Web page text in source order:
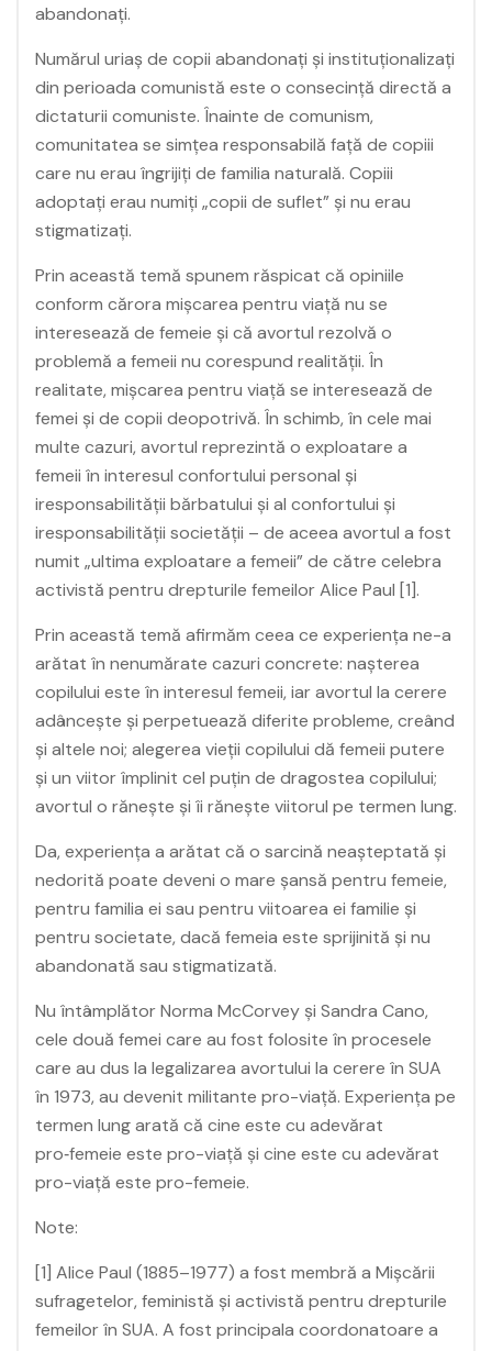
abandonați.
Numărul uriaș de copii abandonați și instituționalizați
din perioada comunistă este o consecință directă a
dictaturii comuniste. Înainte de comunism,
comunitatea se simțea responsabilă față de copiii
care nu erau îngrijiți de familia naturală. Copiii
adoptați erau numiți „copii de suflet” și nu erau
stigmatizați.
Prin această temă spunem răspicat că opiniile
conform cărora mișcarea pentru viață nu se
interesează de femeie și că avortul rezolvă o
problemă a femeii nu corespund realității. În
realitate, mișcarea pentru viață se interesează de
femei și de copii deopotrivă. În schimb, în cele mai
multe cazuri, avortul reprezintă o exploatare a
femeii în interesul confortului personal și
iresponsabilității bărbatului și al confortului și
iresponsabilității societății – de aceea avortul a fost
numit „ultima exploatare a femeii” de către celebra
activistă pentru drepturile femeilor Alice Paul [1].
Prin această temă afirmăm ceea ce experiența ne-a
arătat în nenumărate cazuri concrete: nașterea
copilului este în interesul femeii, iar avortul la cerere
adâncește și perpetuează diferite probleme, creând
și altele noi; alegerea vieții copilului dă femeii putere
și un viitor împlinit cel puțin de dragostea copilului;
avortul o rănește și îi rănește viitorul pe termen lung.
Da, experiența a arătat că o sarcină neașteptată și
nedorită poate deveni o mare șansă pentru femeie,
pentru familia ei sau pentru viitoarea ei familie și
pentru societate, dacă femeia este sprijinită și nu
abandonată sau stigmatizată.
Nu întâmplător Norma McCorvey și Sandra Cano,
cele două femei care au fost folosite în procesele
care au dus la legalizarea avortului la cerere în SUA
în 1973, au devenit militante pro-viață. Experiența pe
termen lung arată că cine este cu adevărat
pro‑femeie este pro-viață și cine este cu adevărat
pro-viață este pro-femeie.
Note:
[1] Alice Paul (1885–1977) a fost membră a Mișcării
sufragetelor, feministă și activistă pentru drepturile
femeilor în SUA. A fost principala coordonatoare a